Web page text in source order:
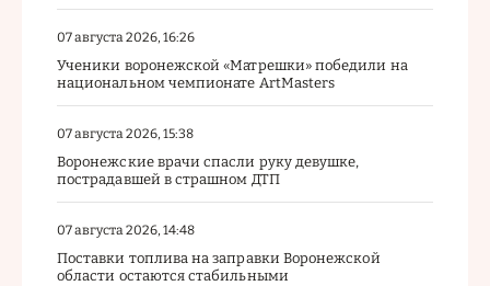
07 августа 2026, 16:26
Ученики воронежской «Матрешки» победили на
национальном чемпионате ArtMasters
07 августа 2026, 15:38
Воронежские врачи спасли руку девушке,
пострадавшей в страшном ДТП
07 августа 2026, 14:48
Поставки топлива на заправки Воронежской
области остаются стабильными